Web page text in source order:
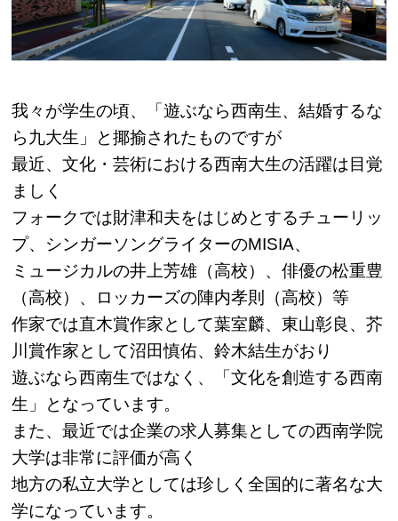
我々が学生の頃、「遊ぶなら西南生、結婚するな
ら九大生」と揶揄されたものですが
最近、文化・芸術における西南大生の活躍は目覚
ましく
フォークでは財津和夫をはじめとするチューリッ
プ、シンガーソングライターのMISIA、
ミュージカルの井上芳雄（高校）、俳優の松重豊
（高校）、ロッカーズの陣内孝則（高校）等
作家では直木賞作家として葉室麟、東山彰良、芥
川賞作家として沼田慎佑、鈴木結生がおり
遊ぶなら西南生ではなく、「文化を創造する西南
生」となっています。
また、最近では企業の求人募集としての西南学院
大学は非常に評価が高く
地方の私立大学としては珍しく全国的に著名な大
学になっています。